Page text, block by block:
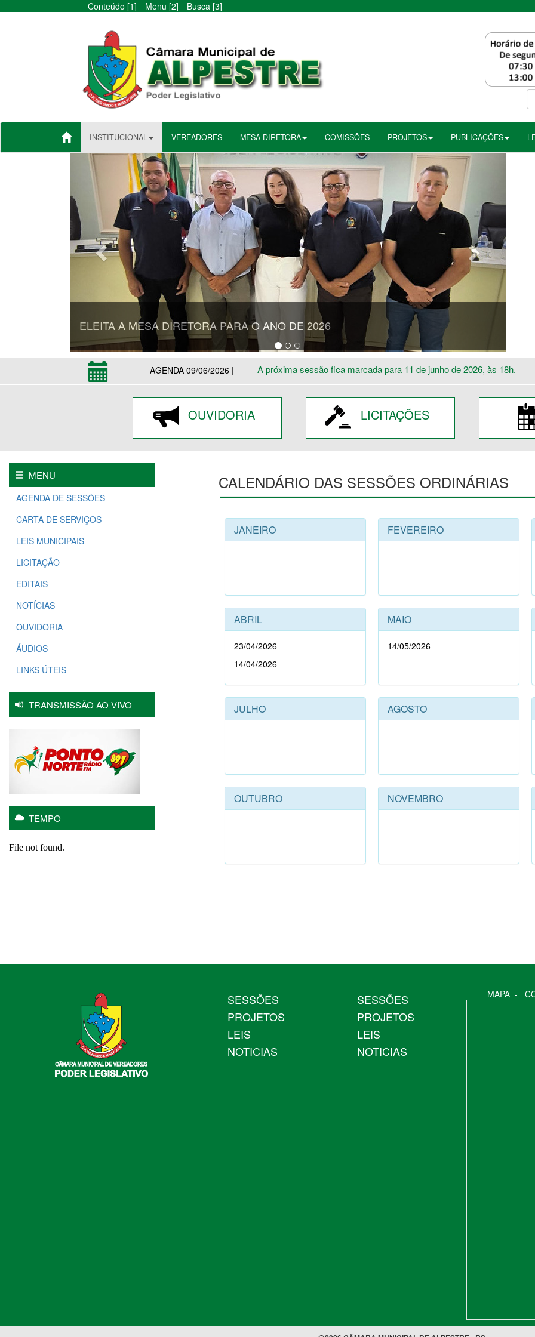
Conteúdo [1] Menu [2] Busca [3]
INSTITUCIONAL VEREADORES MESA DIRETORA COMISSÕES PROJETOS PUBLICAÇÕES
ELEITA A MESA DIRETORA PARA O ANO DE 2026
Anterior
AGENDA 09/06/2026 | A próxima sessão fica marcada para 11 de junho de 2026, às 18h.
OUVIDORIA LICITAÇÕES
MENU
AGENDA DE SESSÕES
CARTA DE SERVIÇOS
LEIS MUNICIPAIS
LICITAÇÃO
EDITAIS
NOTÍCIAS
OUVIDORIA
ÁUDIOS
LINKS ÚTEIS
TRANSMISSÃO AO VIVO
TEMPO
CALENDÁRIO DAS SESSÕES ORDINÁRIAS
JANEIRO FEVEREIRO
ABRIL
23/04/2026
14/04/2026
MAIO
14/05/2026
JULHO AGOSTO
OUTUBRO NOVEMBRO
SESSÕES
PROJETOS
LEIS
NOTICIAS
SESSÕES
PROJETOS
LEIS
NOTICIAS
MAPA-